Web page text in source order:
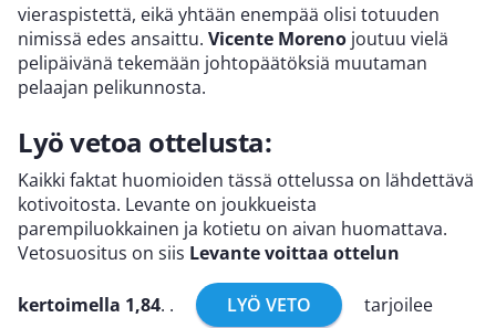
vieraspistettä, eikä yhtään enempää olisi totuuden
nimissä edes ansaittu. Vicente Moreno joutuu vielä
pelipäivänä tekemään johtopäätöksiä muutaman
pelaajan pelikunnosta.
Lyö vetoa ottelusta:
Kaikki faktat huomioiden tässä ottelussa on lähdettävä
kotivoitosta. Levante on joukkueista
parempiluokkainen ja kotietu on aivan huomattava.
Vetosuositus on siis Levante voittaa ottelun
kertoimella 1,84. . LYÖ VETO tarjoilee